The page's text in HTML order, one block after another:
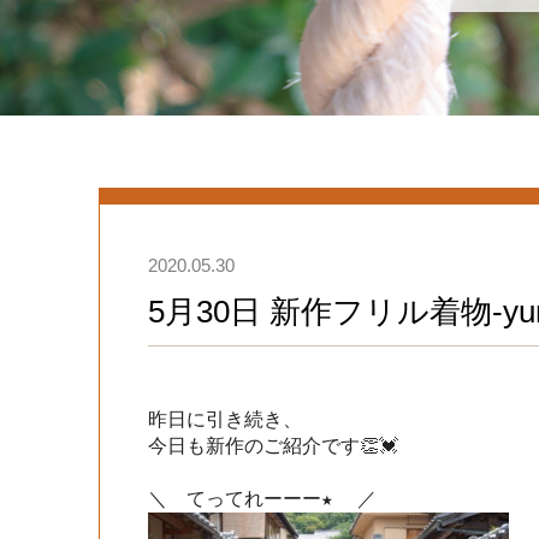
2020.05.30
5月30日 新作フリル着物-
昨日に引き続き、
今日も新作のご紹介です👏💓